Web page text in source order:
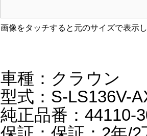
画像をタッチすると元のサイズで表示
車種：クラウン
型式：S-LS136V-
純正品番：44110-